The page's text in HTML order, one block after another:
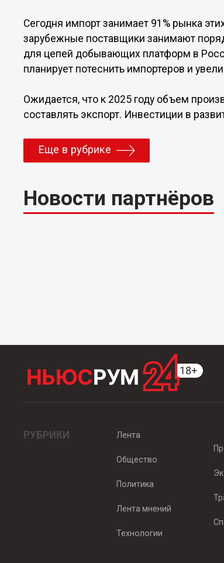
Сегодня импорт занимает 91% рынка
зарубежные поставщики занимают
для цепей добывающих платформ в
планирует потеснить импортеров и
Ожидается, что к 2025 году объем
составлять экспорт. Инвестиции в
Еще в рубрике
Новости партнёров
РУБРИКИ Лента
Общество
Политика
Лента мнений
Технологии